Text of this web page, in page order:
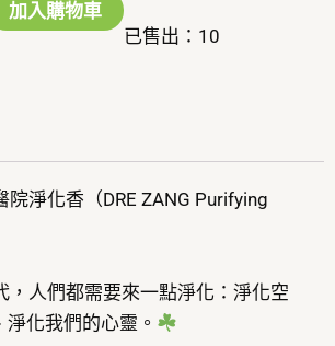
加入購物車
已售出：10
院淨化香（DRE ZANG Purifying
，人們都需要來一點淨化：淨化空
化我們的心靈。